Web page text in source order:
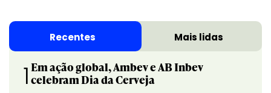
Recentes Mais lidas
1 Em ação global, Ambev e AB Inbev
celebram Dia da Cerveja